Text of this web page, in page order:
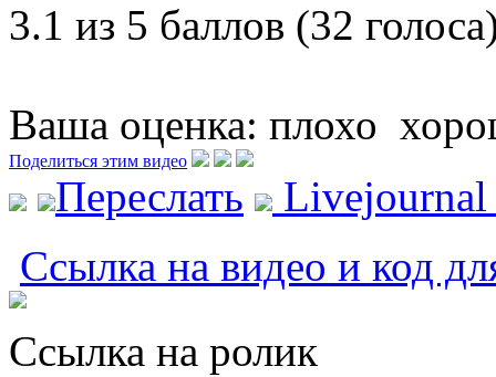
3.1 из 5 баллов (32
Ваша оценка: плохо
Поделиться этим видео
Переслать
Ссылка на видео и код
Ссылка на ролик